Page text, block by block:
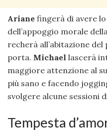
Ariane fingerà di avere
dell’appoggio morale
recherà all’abitazione del
porta. Michael lascerà
maggiore attenzione al
più sano e facendo
svolgere alcune sessioni
Tempesta